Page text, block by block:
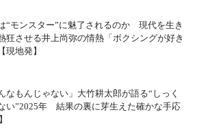
“モンスター”に魅了されるのか 現代を生き
狂させる井上尚弥の情熱「ボクシングが好き
現地発】
なもんじゃない」大竹耕太郎が語る“しっく
い”2025年 結果の裏に芽生えた確かな手応